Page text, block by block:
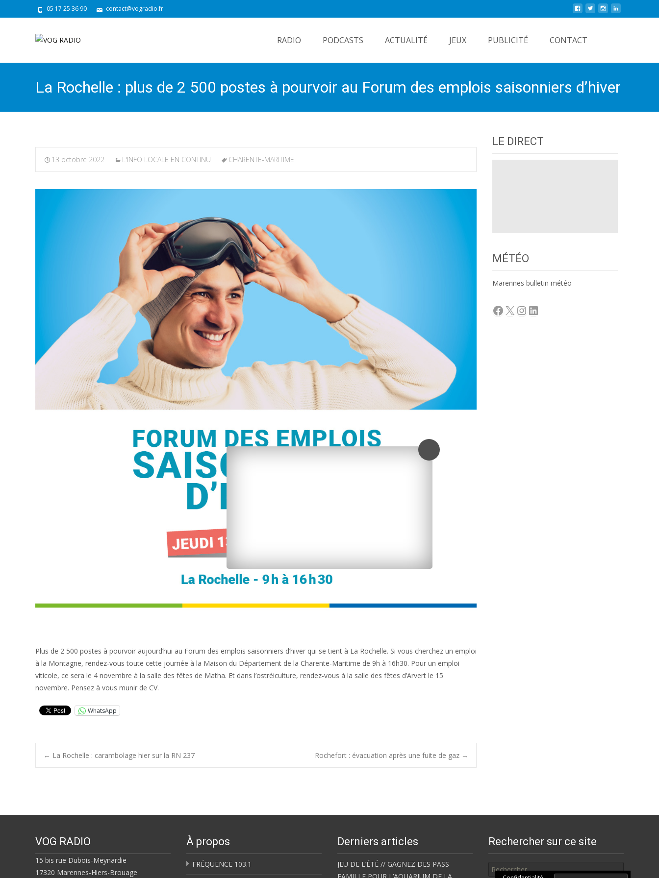
05 17 25 36 90 contact@vogradio.fr
RADIO PODCASTS ACTUALITÉ JEUX PUBLICITÉ CONTACT
La Rochelle : plus de 2 500 postes à pourvoir au Forum des emplois saisonniers d’hiver
13 octobre 2022 L'INFO LOCALE EN CONTINU CHARENTE-MARITIME
Plus de 2 500 postes à pourvoir aujourd’hui au Forum des emplois saisonniers d’hiver qui se tient à La Rochelle. Si vous cherchez un emploi
à la Montagne, rendez-vous toute cette journée à la Maison du Département de la Charente-Maritime de 9h à 16h30. Pour un emploi
viticole, ce sera le 4 novembre à la salle des fêtes de Matha. Et dans l’ostréiculture, rendez-vous à la salle des fêtes d’Arvert le 15
novembre. Pensez à vous munir de CV.
WhatsApp
Post
← La Rochelle : carambolage hier sur la RN 237 Rochefort : évacuation après une fuite de gaz →
LE DIRECT
MÉTÉO
Marennes bulletin météo
Facebook
X Instagram
LinkedIn
VOG RADIO
15 bis rue Dubois-Meynardie
17320 Marennes-Hiers-Brouage
À propos
FRÉQUENCE 103.1
Derniers articles
JEU DE L’ÉTÉ // GAGNEZ DES PASS
Rechercher sur ce site